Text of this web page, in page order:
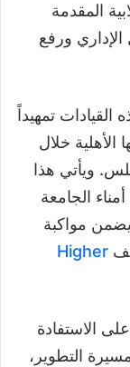
المقدمة
ورفع
القيادات تمهيداً
خلال
ويأتي هذا
الجامعة
يضمن مواكبة
Higher
الاستفادة
التطوير،